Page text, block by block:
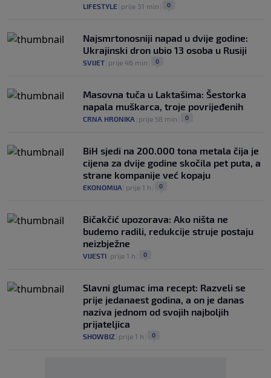
LIFESTYLE prije 31 min 0
Najsmrtonosniji napad u dvije godine:
Ukrajinski dron ubio 13 osoba u Rusiji
SVIJET prije 46 min 0
Masovna tuča u Laktašima: Šestorka
napala muškarca, troje povrijeđenih
CRNA HRONIKA prije 58 min 0
BiH sjedi na 200.000 tona metala čija je
cijena za dvije godine skočila pet puta, a
strane kompanije već kopaju
EKONOMIJA prije 1 h 0
Bičakčić upozorava: Ako ništa ne
budemo radili, redukcije struje postaju
neizbježne
VIJESTI prije 1 h 0
Slavni glumac ima recept: Razveli se
prije jedanaest godina, a on je danas
naziva jednom od svojih najboljih
prijateljica
SHOWBIZ prije 1 h 0